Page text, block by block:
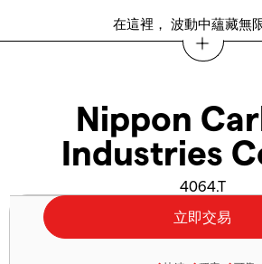
在這裡， 波動中蘊藏無
Nippon
Industries
4064.T